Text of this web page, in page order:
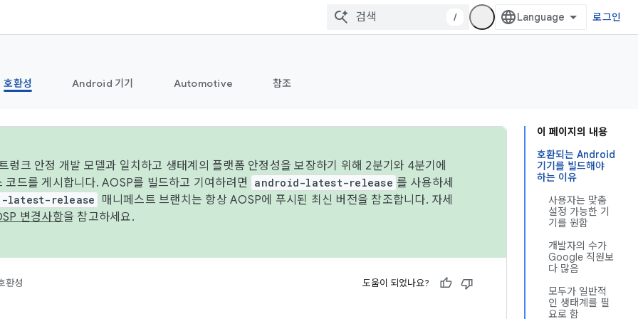
/ 로그인
호환성 Android 기기 Automotive 참조
이 페이지의 내용
호환되는 Android
기기를 빌드해야
하는 이유
사용자는 맞춤
설정 가능한 기
기를 원함
개발자의 수가
Google 직원보
다 많음
모두가 일반적
인 생태계를 필
요로 함
렁크 안정 개발 모델과 일치하고 생태계의 플랫폼 안정성을 보장하기 위해 2분기와 4분기에
코드를 게시합니다. AOSP를 빌드하고 기여하려면
android-latest-release 를 사용하세
latest-release
매니페스트 브랜치는 항상 AOSP에 푸시된 최신 버전을 참조합니다. 자세
변경사항을 참고하세요.
환성 도움이 되었나요?